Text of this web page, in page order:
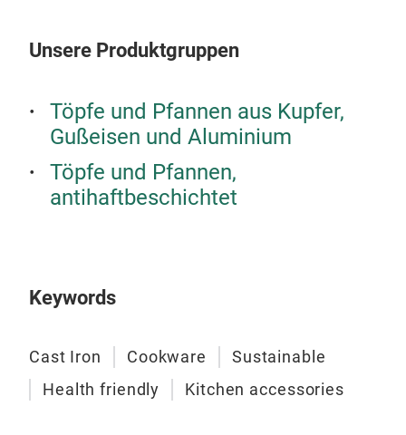
Unsere Produktgruppen
Töpfe und Pfannen aus Kupfer,
Gußeisen und Aluminium
Töpfe und Pfannen,
antihaftbeschichtet
Keywords
Cast Iron Cookware
Sustainable
Health friendly
Kitchen accessories